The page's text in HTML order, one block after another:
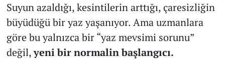
Suyun azaldığı, kesintilerin arttığı, çaresizliğin
büyüdüğü bir yaz yaşanıyor. Ama uzmanlara
göre bu yalnızca bir “yaz mevsimi sorunu”
değil,yeni bir normalin başlangıcı.